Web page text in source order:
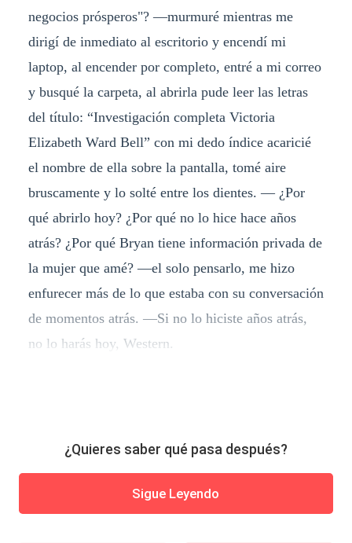
negocios prósperos"? —murmuré mientras me
dirigí de inmediato al escritorio y encendí mi
laptop, al encender por completo, entré a mi correo
y busqué la carpeta, al abrirla pude leer las letras
del título: “Investigación completa Victoria
Elizabeth Ward Bell” con mi dedo índice acaricié
el nombre de ella sobre la pantalla, tomé aire
bruscamente y lo solté entre los dientes. — ¿Por
qué abrirlo hoy? ¿Por qué no lo hice hace años
atrás? ¿Por qué Bryan tiene información privada de
la mujer que amé? —el solo pensarlo, me hizo
enfurecer más de lo que estaba con su conversación
de momentos atrás. —Si no lo hiciste años atrás,
no lo harás hoy, Western.
¿Quieres saber qué pasa después?
Sigue Leyendo